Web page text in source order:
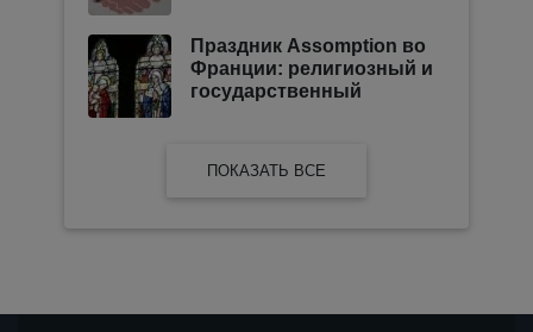
Праздник Assomption во
Франции: религиозный и
государственный
ПОКАЗАТЬ ВСЕ